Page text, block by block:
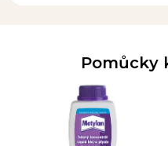
Pomůcky